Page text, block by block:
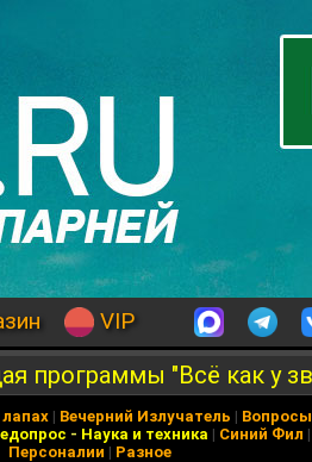
VIP
программы "Всё как у
лапах | Вечерний Излучатель |
- Наука и техника | Синий Фил |
Персоналии | Разное